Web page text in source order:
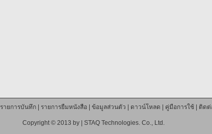
รายการบันทึก| รายการยืมหนังสือ ข้อมูลส่วนตัว ดาวน์โหลด คู่มือการใช้| ติดต่
Copyright © 2013 by | STAQ Technologies. Co., Ltd.